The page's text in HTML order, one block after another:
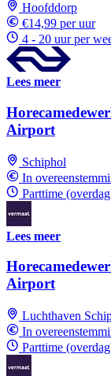
Hoofddorp
€14,99 per uur
4 - 20 uur per
Lees meer
Airport
Schiphol
In
Parttime
Lees meer
Airport
Luchthaven
In
Parttime